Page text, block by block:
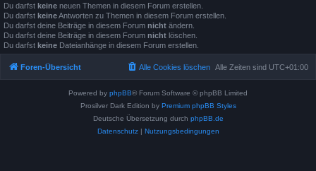
Du darfst keine neuen Themen in diesem Forum erstellen.
Du darfst keineAntworten zu Themen in diesem Forum erstellen.
Du darfst deine Beiträge in diesem Forum nicht ändern.
Du darfst deine Beiträge in diesem Forum nicht löschen.
Du darfst keine Dateianhänge in diesem Forum erstellen.
Foren-Übersicht Alle Zeiten sind UTC+01:00
Alle Cookies löschen
Powered by phpBB® Forum Software © phpBB Limited
Prosilver Dark Edition by Premium phpBB Styles
Deutsche Übersetzung durch phpBB.de
Datenschutz| Nutzungsbedingungen